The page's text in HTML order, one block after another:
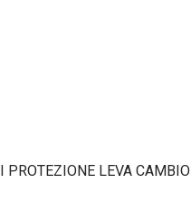
PROTEZIONE LEVA CAMBIO